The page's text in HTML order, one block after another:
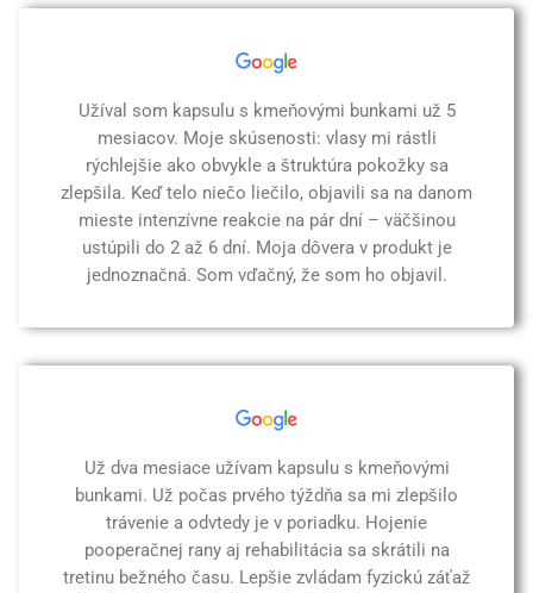
Užíval som kapsulu s kmeňovými bunkami už 5
mesiacov. Moje skúsenosti: vlasy mi rástli
rýchlejšie ako obvykle a štruktúra pokožky sa
zlepšila. Keď telo niečo liečilo, objavili sa na danom
mieste intenzívne reakcie na pár dní – väčšinou
ustúpili do 2 až 6 dní. Moja dôvera v produkt je
jednoznačná. Som vďačný, že som ho objavil.
Už dva mesiace užívam kapsulu s kmeňovými
bunkami. Už počas prvého týždňa sa mi zlepšilo
trávenie a odvtedy je v poriadku. Hojenie
pooperačnej rany aj rehabilitácia sa skrátili na
tretinu bežného času. Lepšie zvládam fyzickú záťaž